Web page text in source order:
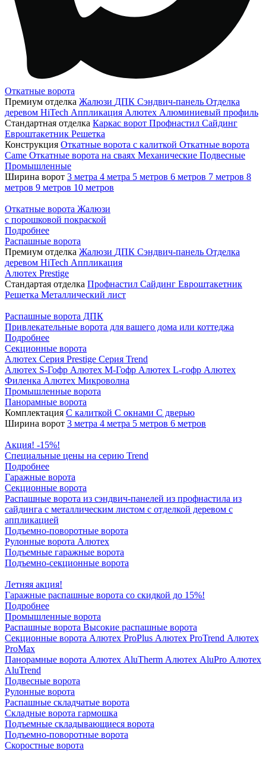
Откатные ворота
Премиум отделка Жалюзи ДПК Сэндвич-панель Отделка
деревом HiTech Аппликация Алютех Алюминиевый профиль
Стандартная отделка Каркас ворот Профнастил Сайдинг
Евроштакетник Решетка
Конструкция Откатные ворота с калиткой Откатные ворота
Came Откатные ворота на сваях Механические Подвесные
Промышленные
Ширина ворот 3 метра 4 метра 5 метров 6 метров 7 метров 8
метров 9 метров 10 метров
Откатные ворота Жалюзи
с порошковой покраской
Подробнее
Распашные ворота
Премиум отделка Жалюзи ДПК Сэндвич-панель Отделка
деревом HiTech Аппликация
Алютех Prestige
Стандартая отделка Профнастил Сайдинг Евроштакетник
Решетка Металлический лист
Распашные ворота ДПК
Привлекательные ворота для вашего дома или коттеджа
Подробнее
Секционные ворота
Алютех Серия Prestige Серия Trend
Алютех S-Гофр Алютех M-Гофр Алютех L-гофр Алютех
Филенка Алютех Микроволна
Промышленные ворота
Панорамные ворота
Комплектация С калиткой С окнами C дверью
Ширина ворот 3 метра 4 метра 5 метров 6 метров
Акция! -15%!
Специальные цены на серию Trend
Подробнее
Гаражные ворота
Секционные ворота
Распашные ворота из сэндвич-панелей из профнастила из
сайдинга с металлическим листом с отделкой деревом с
аппликацией
Подъемно-поворотные ворота
Рулонные ворота Алютех
Подъемные гаражные ворота
Подъемно-секционные ворота
Летняя акция!
Гаражные распашные ворота со скидкой до 15%!
Подробнее
Промышленные ворота
Распашные ворота Высокие распашные ворота
Секционные ворота Алютех ProPlus Алютех ProTrend Алютех
ProMax
Панорамные ворота Алютех AluTherm Алютех AluPro Алютех
AluTrend
Подвесные ворота
Рулонные ворота
Распашные складчатые ворота
Складные ворота гармошка
Подъемные складывающиеся ворота
Подъемно-поворотные ворота
Скоростные ворота